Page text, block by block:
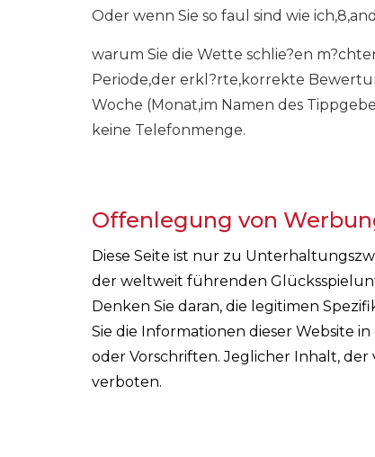
Oder wenn Sie so faul sind wie
warum Sie die Wette schlie?en
Periode,der erkl?rte,korrekte
Woche (Monat,im Namen des
keine Telefonmenge.
Offenlegung von
Diese Seite ist nur zu
der weltweit führenden
Denken Sie daran, die legitimen
Sie die Informationen dieser Website
oder Vorschriften. Jeglicher Inhalt,
verboten.